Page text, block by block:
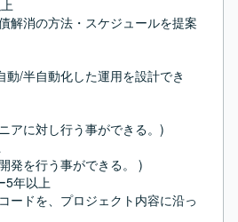
解消の方法・スケジュールを提案
動/半自動化した運用を設計でき
アに対し行う事ができる。)
発を行う事ができる。 )
5年以上
ードを、プロジェクト内容に沿っ